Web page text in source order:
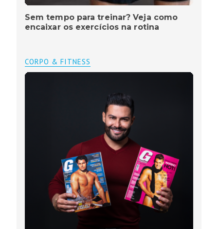
Sem tempo para treinar? Veja como
encaixar os exercícios na rotina
CORPO & FITNESS